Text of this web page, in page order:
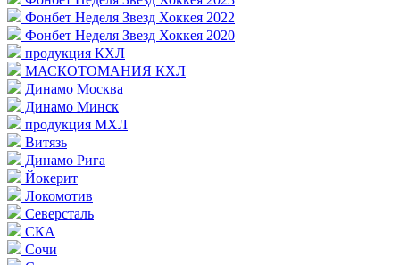
Фонбет Неделя Звезд Хоккея 2022
Фонбет Неделя Звезд Хоккея 2020
продукция КХЛ
МАСКОТОМАНИЯ КХЛ
Динамо Москва
Динамо Минск
продукция МХЛ
Витязь
Динамо Рига
Йокерит
Локомотив
Северсталь
СКА
Сочи